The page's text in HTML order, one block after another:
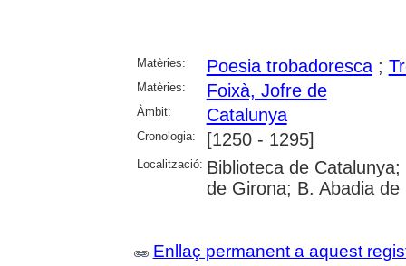
Matèries: Poesia trobadoresca;
Matèries: Foixà, Jofre de
Àmbit: Catalunya
Cronologia: [1250 - 1295]
Localització: Biblioteca de
de Girona; B. Abadia
Enllaç permanent a aquest